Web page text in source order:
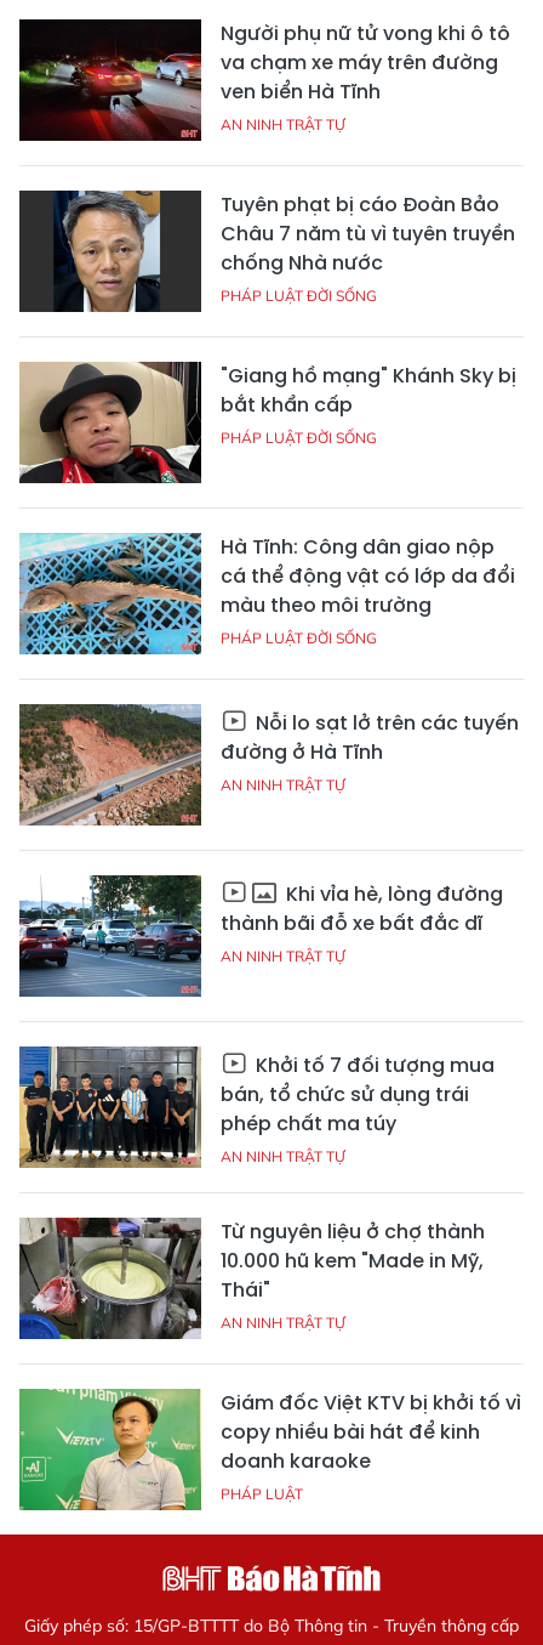
Người phụ nữ tử vong khi ô tô
va chạm xe máy trên đường
ven biển Hà Tĩnh
AN NINH TRẬT TỰ
Tuyên phạt bị cáo Đoàn Bảo
Châu 7 năm tù vì tuyên truyền
chống Nhà nước
PHÁP LUẬT ĐỜI SỐNG
"Giang hồ mạng" Khánh Sky bị
bắt khẩn cấp
PHÁP LUẬT ĐỜI SỐNG
Hà Tĩnh: Công dân giao nộp
cá thể động vật có lớp da đổi
màu theo môi trường
PHÁP LUẬT ĐỜI SỐNG
Nỗi lo sạt lở trên các tuyến
đường ở Hà Tĩnh
AN NINH TRẬT TỰ
Khi vỉa hè, lòng đường
thành bãi đỗ xe bất đắc dĩ
AN NINH TRẬT TỰ
Khởi tố 7 đối tượng mua
bán, tổ chức sử dụng trái
phép chất ma túy
AN NINH TRẬT TỰ
Từ nguyên liệu ở chợ thành
10.000 hũ kem "Made in Mỹ,
Thái"
AN NINH TRẬT TỰ
Giám đốc Việt KTV bị khởi tố vì
copy nhiều bài hát để kinh
doanh karaoke
PHÁP LUẬT
Giấy phép số: 15/GP-BTTTT do Bộ Thông tin - Truyền thông cấp